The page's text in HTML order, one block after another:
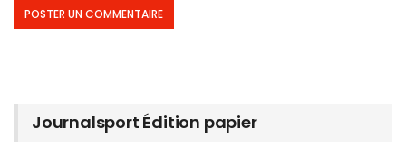
Journalsport Édition papier